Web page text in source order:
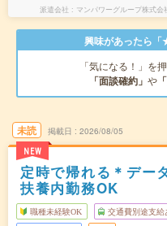
派遣会社 マンパワーグループ株式
興味があったら「
「気になる！」を
「面談確約」 や
未読
NEW
掲載日 2026/08/05
定時で帰れる＊デー
扶養内勤務OK
職種未経験OK 交通費別途支給